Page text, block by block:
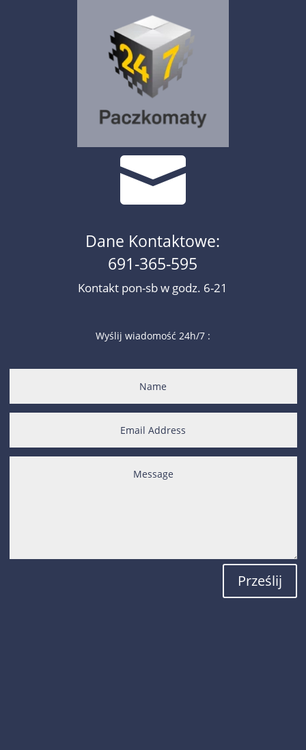

Dane Kontaktowe:
691-365-595
Kontakt pon-sb w godz. 6-21
Wyślij wiadomość 24h/7 :
Prześlij